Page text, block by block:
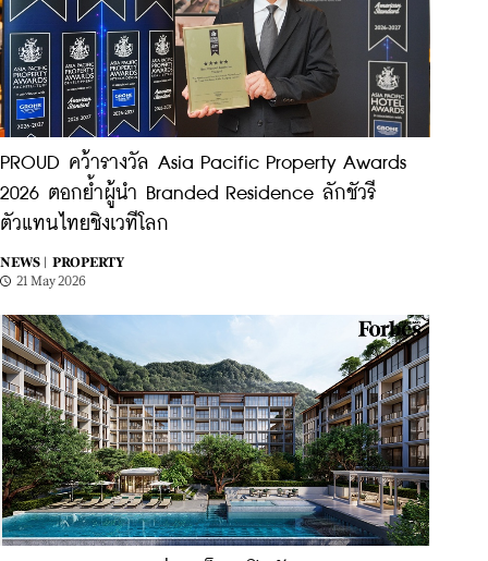
PROUD คว้ารางวัล Asia Pacific Property Awards
2026 ตอกย้ำผู้นำ Branded Residence ลักชัวรี
ตัวแทนไทยชิงเวทีโลก
NEWS |
PROPERTY
21 May 2026